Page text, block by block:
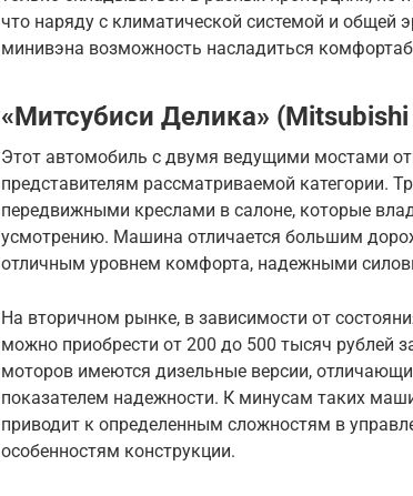
что наряду с климатической системой и общей
минивэна возможность насладиться
«Митсубиси Делика» (Mitsubishi
Этот автомобиль с двумя ведущими мостами
представителям рассматриваемой категории.
передвижными креслами в салоне, которые
усмотрению. Машина отличается большим
отличным уровнем комфорта, надежными
На вторичном рынке, в зависимости от
можно приобрести от 200 до 500 тысяч рублей
моторов имеются дизельные версии,
показателем надежности. К минусам таких
приводит к определенным сложностям в
особенностям конструкции.